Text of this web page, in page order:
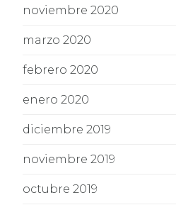
noviembre 2020
marzo 2020
febrero 2020
enero 2020
diciembre 2019
noviembre 2019
octubre 2019